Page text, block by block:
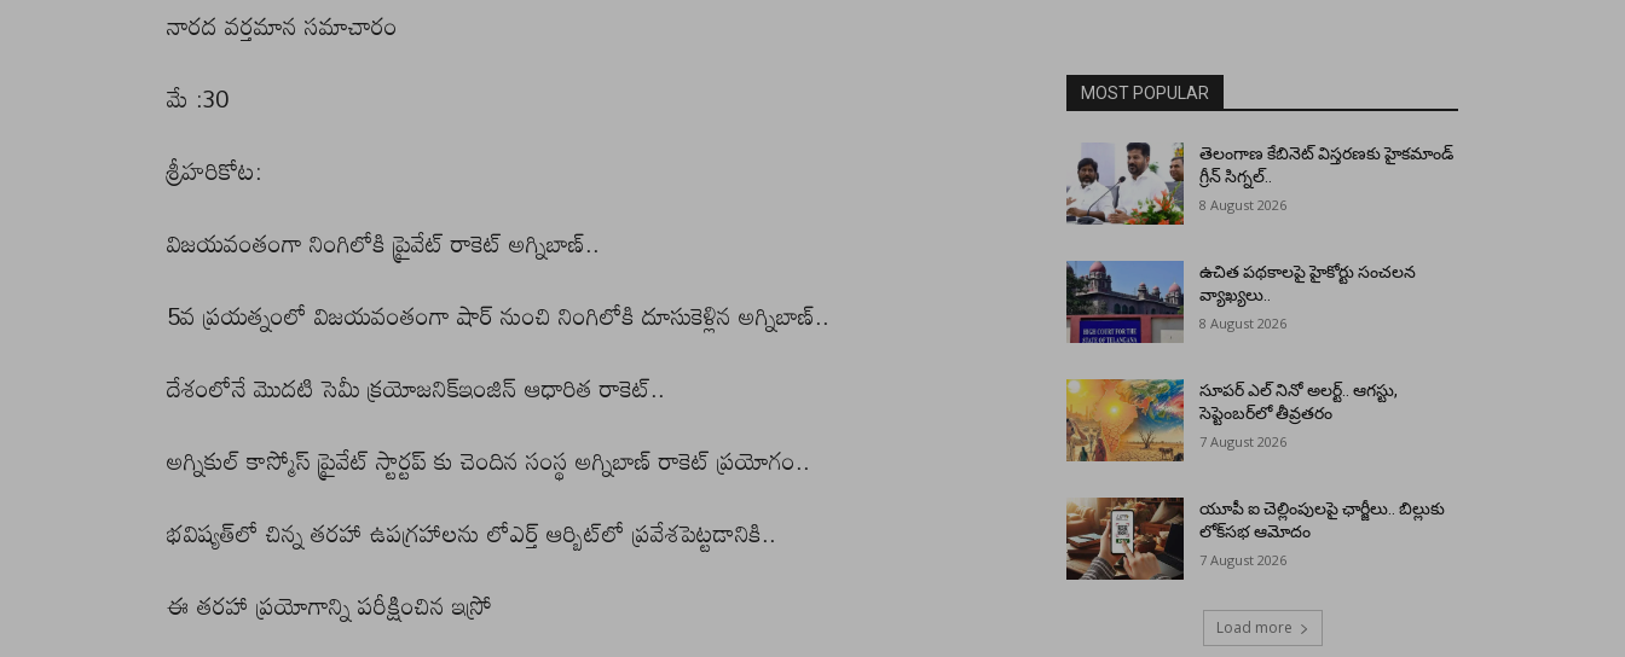
నారద వర్తమాన సమాచారం
మే :30
శ్రీహరికోట:
విజయవంతంగా నింగిలోకి ప్రైవేట్ రాకెట్ అగ్నిబాణ్..
5వ ప్రయత్నంలో విజయవంతంగా షార్ నుంచి నింగిలోకి దూసుకెళ్లిన అగ్నిబాణ్..
దేశంలోనే మొదటి సెమీ క్రయోజనిక్⁭ఇంజిన్ ఆధారిత రాకెట్..
అగ్నికుల్ కాస్మోస్ ప్రైవేట్ స్టార్టప్ కు చెందిన సంస్థ అగ్నిబాణ్ రాకెట్ ప్రయోగం..
భవిష్యత్⁭లో చిన్న తరహా ఉపగ్రహాలను లోఎర్త్ ఆర్బిట్⁭లో ప్రవేశపెట్టడానికి..
ఈ తరహా ప్రయోగాన్ని పరీక్షించిన ఇస్రో
MOST POPULAR
తెలంగాణ కేబినెట్ విస్తరణకు హైకమాండ్
గ్రీన్ సిగ్నల్..
8 August 2026
ఉచిత పథకాలపై హైకోర్టు సంచలన
వ్యాఖ్యలు..
8 August 2026
సూపర్ ఎల్ నినో అలర్ట్.. ఆగస్టు,
సెప్టెంబర్‌లో తీవ్రతరం
7 August 2026
యూపీ ఐ చెల్లింపులపై ఛార్జీలు.. బిల్లుకు
లోక్‌సభ ఆమోదం
7 August 2026
Load more